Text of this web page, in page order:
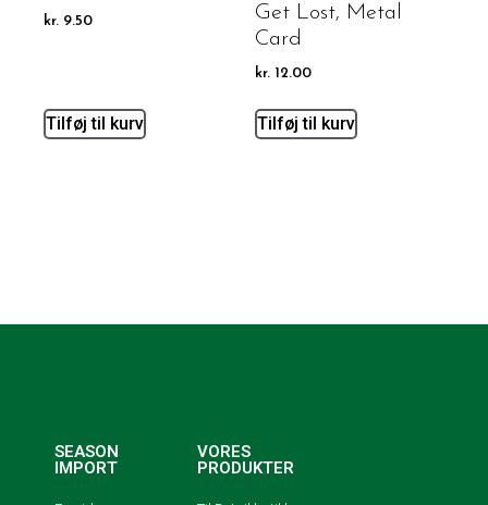
kr. 9.50
Tilføj til kurv
Get Lost, Metal
Card
kr. 12.00
Tilføj til kurv
SEASON
IMPORT
VORES
PRODUKTER